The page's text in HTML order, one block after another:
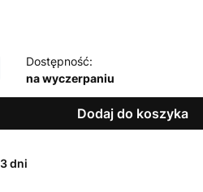
Dostępność:
na wyczerpaniu
Dodaj do koszyka
3 dni